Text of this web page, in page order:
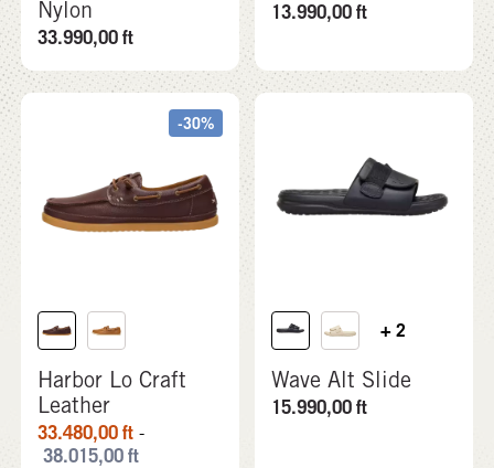
Nylon
33.990,00ft
13.990,00ft
-30%
Harbor Lo Craft
Leather
33.480,00ft -
38.015,00ft
+ 2
Wave Alt Slide
15.990,00ft